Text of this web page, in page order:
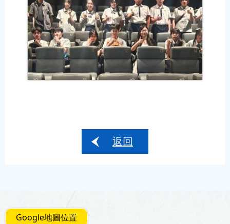
返回
Google地圖位置